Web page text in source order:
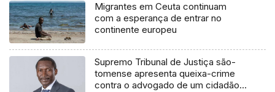
Migrantes em Ceuta continuam
com a esperança de entrar no
continente europeu
Supremo Tribunal de Justiça são-
tomense apresenta queixa-crime
contra o advogado de um cidadão